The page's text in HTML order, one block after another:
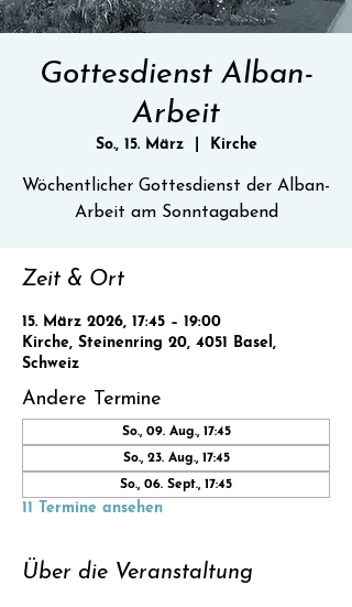
Gottesdienst Alban-
Arbeit
So., 15. März
  |
Kirche
Wöchentlicher Gottesdienst der Alban-
Zeit & Ort
15. März 2026, 17:45 – 19:00
Kirche, Steinenring 20, 4051 Basel,
Schweiz
Andere Termine
So., 09. Aug., 17:45
So., 23. Aug., 17:45
So., 06. Sept., 17:45
11 Termine ansehen
Über die Veranstaltung